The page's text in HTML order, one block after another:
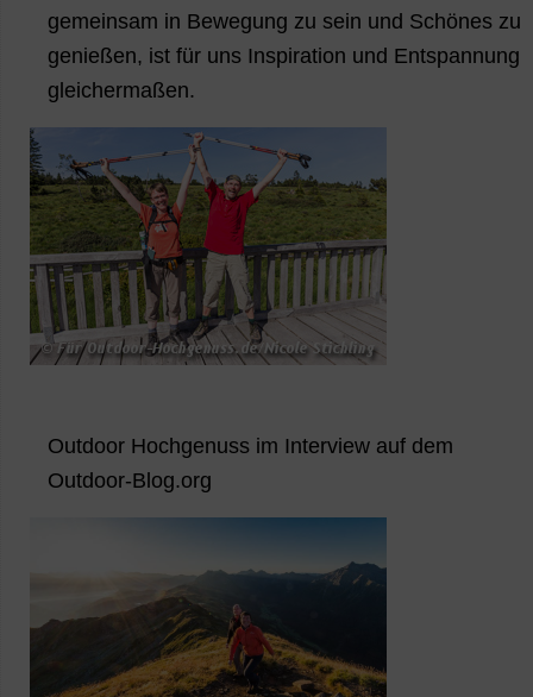
gemeinsam in Bewegung zu sein und Schönes zu
genießen, ist für uns Inspiration und Entspannung
gleichermaßen.
Outdoor Hochgenuss im Interview auf dem
Outdoor-Blog.org